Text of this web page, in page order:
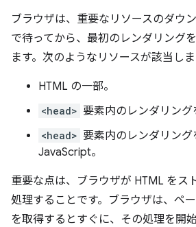
ブラウザは、重要なリソースのダウ
で待ってから、最初のレンダリング
ます。次のようなリソースが該当しま
HTML の一部。
<head> 要素内のレンダリング
<head> 要素内のレンダリング
JavaScript。
重要な点は、ブラウザが HTML をス
処理することです。ブラウザは、ペ
を取得するとすぐに、その処理を開